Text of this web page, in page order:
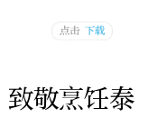
敬烹饪泰